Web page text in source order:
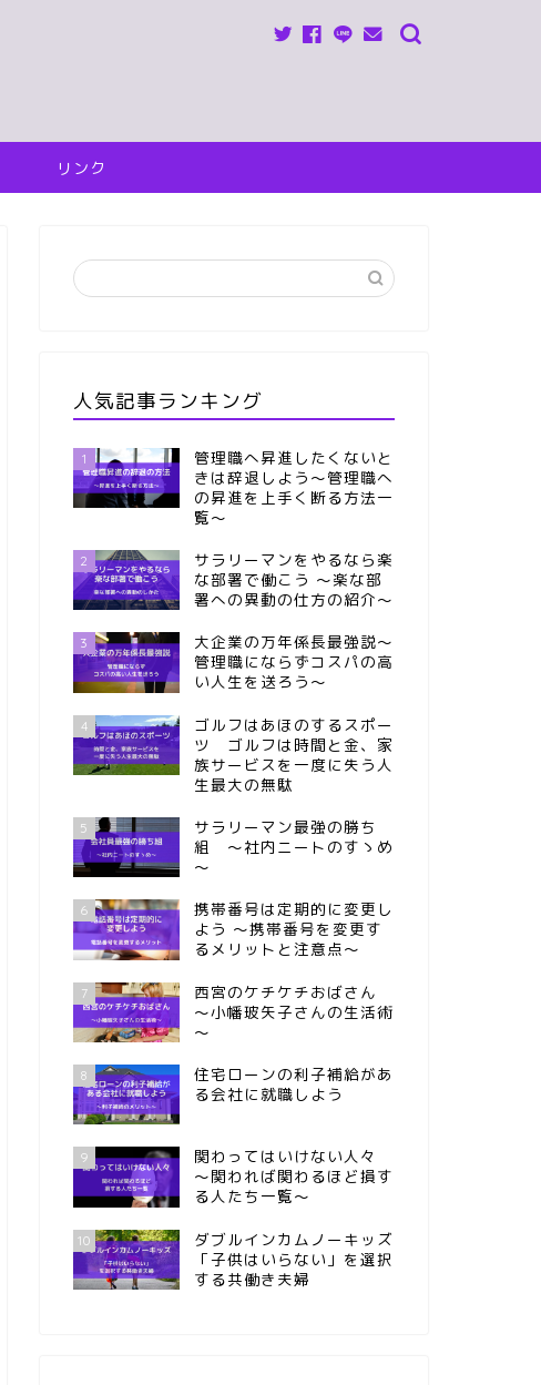
リンク
人気記事ランキング
1
管理職へ昇進したくないと
きは辞退しよう～管理職へ
の昇進を上手く断る方法一
覧～
2
サラリーマンをやるなら楽
な部署で働こう ～楽な部
署への異動の仕方の紹介～
3
大企業の万年係長最強説～
管理職にならずコスパの高
い人生を送ろう～
4
ゴルフはあほのするスポー
ツ ゴルフは時間と金、家
族サービスを一度に失う人
生最大の無駄
5
サラリーマン最強の勝ち
組 ～社内ニートのすゝめ
～
6
携帯番号は定期的に変更し
よう ～携帯番号を変更す
るメリットと注意点～
7
西宮のケチケチおばさん
～小幡玻矢子さんの生活術
～
8
住宅ローンの利子補給があ
る会社に就職しよう
9
関わってはいけない人々
～関われば関わるほど損す
る人たち一覧～
10
ダブルインカムノーキッズ
「子供はいらない」を選択
する共働き夫婦